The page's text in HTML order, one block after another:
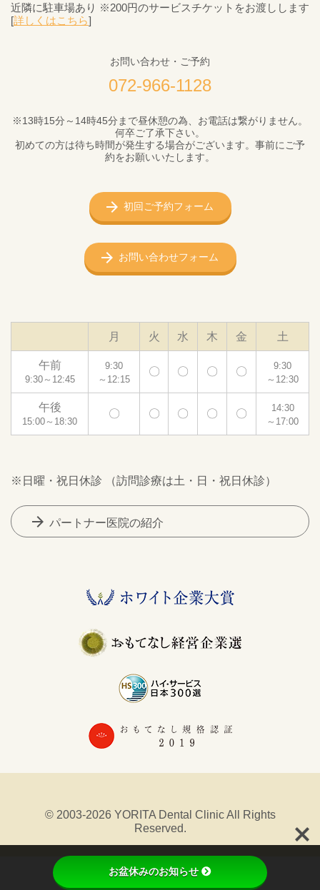
近隣に駐車場あり ※200円のサービスチケットをお渡しします
[詳しくはこちら]
お問い合わせ・ご予約
072-966-1128
※13時15分～14時45分まで昼休憩の為、お電話は繋がりません。
何卒ご了承下さい。
初めての方は待ち時間が発生する場合がございます。事前にご予
約をお願いいたします。
初回ご予約フォーム
お問い合わせフォーム
月 火 水 木 金 土
午前
9:30～12:45
9:30
～12:15
〇 〇 〇 〇
9:30
～12:30
午後
15:00～18:30
〇 〇 〇 〇 〇
14:30
～17:00
※日曜・祝日休診 （訪問診療は土・日・祝日休診）
arrow_forward パートナー医院の紹介
© 2003-2026 YORITA Dental Clinic All Rights
Reserved.
phone_iphone
072-966-1128 採用情報
お盆休みのお知らせ